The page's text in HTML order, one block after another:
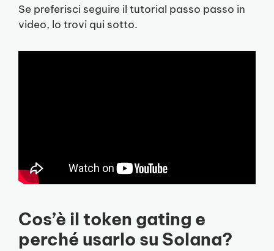
Se preferisci seguire il tutorial passo passo in
video, lo trovi qui sotto.
Cos’è il token gating e
perché usarlo su Solana?